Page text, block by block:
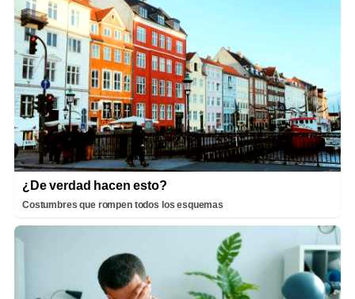
¿De verdad hacen esto?
Costumbres que rompen todos los esquemas